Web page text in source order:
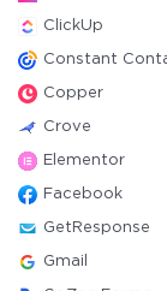
ClickUp
Constant
Copper
Crove
Elementor
Facebook
GetResponse
Gmail